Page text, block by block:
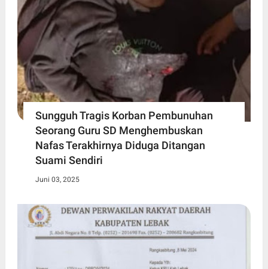
Sungguh Tragis Korban Pembunuhan
Seorang Guru SD Menghembuskan
Nafas Terakhirnya Diduga Ditangan
Suami Sendiri
Juni 03, 2025